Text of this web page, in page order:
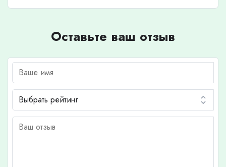
Оставьте ваш отзыв